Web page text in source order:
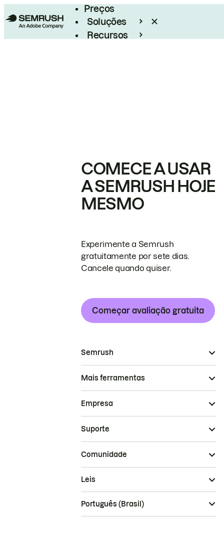
Preços
Soluções
Recursos
COMECE A USAR
A SEMRUSH HOJE
MESMO
Experimente a Semrush
gratuitamente por sete dias.
Cancele quando quiser.
Começar avaliação gratuita
Semrush
Mais ferramentas
Empresa
Suporte
Comunidade
Leis
Português (Brasil)